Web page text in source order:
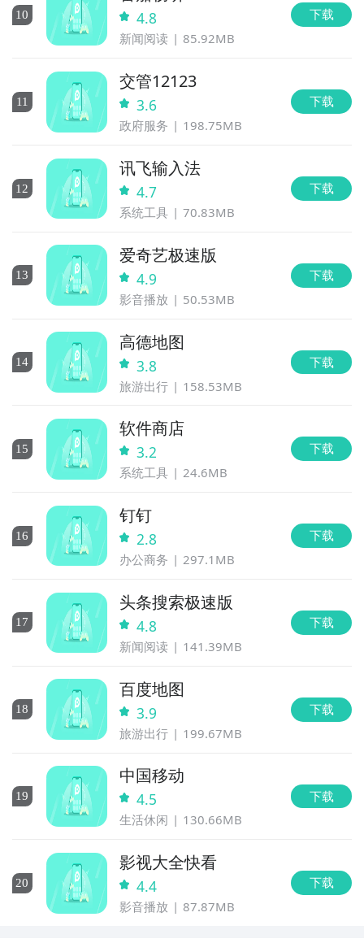
10 4.8
新闻阅读 85.92MB
下载
11
交管12123
3.6
政府服务 198.75MB
下载
12
讯飞输入法
4.7
系统工具 70.83MB
下载
13
爱奇艺极速版
4.9
影音播放 50.53MB
下载
14
高德地图
3.8
旅游出行 158.53MB
下载
15
软件商店
3.2
系统工具 24.6MB
下载
16
钉钉
2.8
办公商务 297.1MB
下载
17
头条搜索极速版
4.8
新闻阅读 141.39MB
下载
18
百度地图
3.9
旅游出行 199.67MB
下载
19
中国移动
4.5
生活休闲 130.66MB
下载
20
影视大全快看
4.4
影音播放 87.87MB
下载